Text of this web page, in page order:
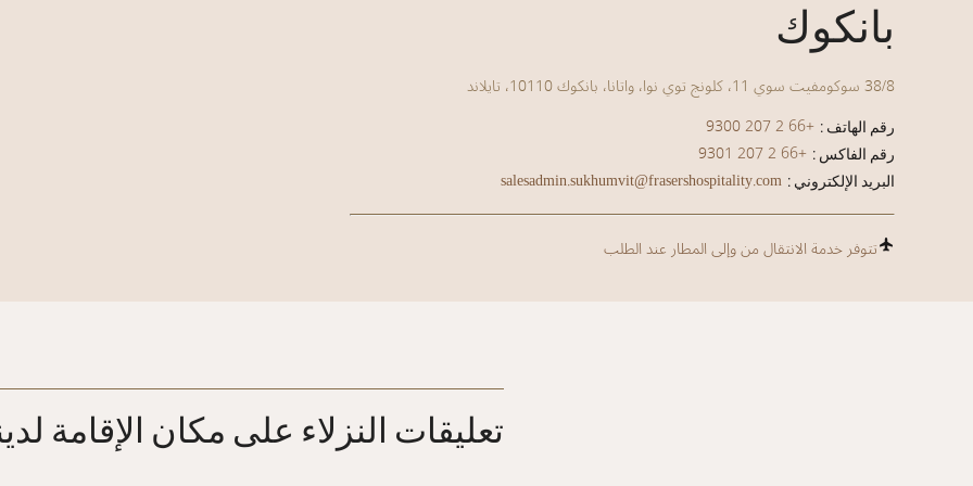
بانكوك
38/8 سوكومفيت سوي 11، كلونج توي نوا، واتانا، بانكوك 10110، تايلاند
رقم الهاتف : +66 2 207 9300
رقم الفاكس : +66 2 207 9301
البريد الإلكتروني : salesadmin.sukhumvit@frasershospitality.com
تتوفر خدمة الانتقال من وإلى المطار عند الطلب
تعليقات النزلاء على مكان الإقامة